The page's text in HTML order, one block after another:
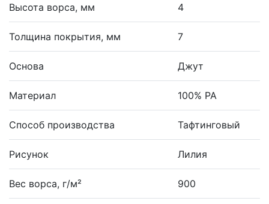
Высота ворса, мм 4
Толщина покрытия, мм 7
Основа Джут
Материал 100% PA
Способ производства Тафтинговый
Рисунок Лилия
Вес ворса, г/м² 900